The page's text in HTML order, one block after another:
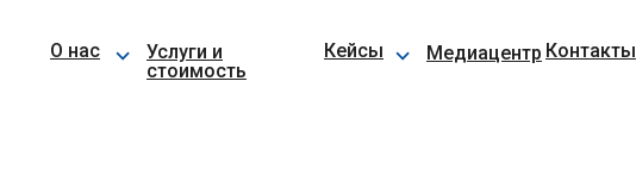
О нас
Услуги и
стоимость
⌵ Кейсы Медиацентр
⌵ Контакты